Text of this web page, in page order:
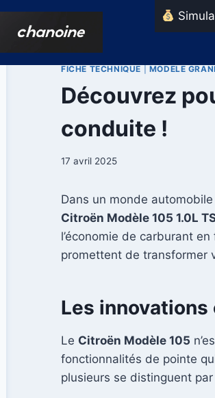
Aller
FICHE TECHNIQUE|MODELE
Découvrez
conduite !
17 avril 2025
Dans un monde
Citroën Modèle 105 1.0L
l’économie de carburant
promettent de transformer
Les innovations
Le Citroën Modèle 105
fonctionnalités de pointe
plusieurs se distinguent